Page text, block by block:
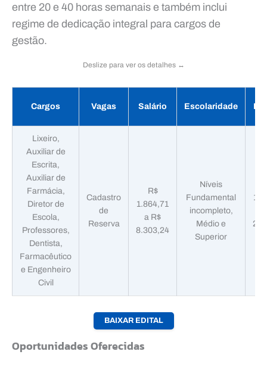
entre 20 e 40 horas semanais e também inclui
regime de dedicação integral para cargos de
gestão.
Deslize para ver os detalhes ↔️
Cargos Vagas Salário Escolaridade
Lixeiro,
Auxiliar de
Escrita,
Auxiliar de
Farmácia,
Diretor de
Escola,
Professores,
Dentista,
Farmacêutico
e Engenheiro
Civil
Cadastro
de
Reserva
R$
1.864,71
a R$
8.303,24
Níveis
Fundamental
incompleto,
Médio e
Superior
11/
25/
BAIXAR EDITAL
Oportunidades Oferecidas